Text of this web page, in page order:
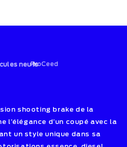
neufs
›
ProCeed
shooting brake de la
l’élégance d’un coupé avec la
un style unique dans sa